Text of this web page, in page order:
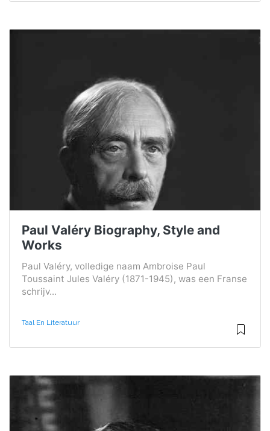
Paul Valéry Biography, Style and
Works
Paul Valéry, volledige naam Ambroise Paul
Toussaint Jules Valéry (1871-1945), was een Franse
schrijv...
Taal En Literatuur